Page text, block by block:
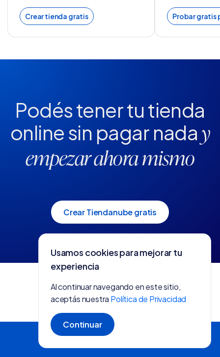
Usamos cookies para mejorar tu
experiencia
Al continuar navegando en este sitio,
aceptás nuestra Política de Privacidad
Continuar
Crear tienda gratis Probar gratis
Podés tener tu tienda
onlinesin pagar nada y
empezar ahora mismo
Crear Tiendanube gratis
Crear tienda gratis